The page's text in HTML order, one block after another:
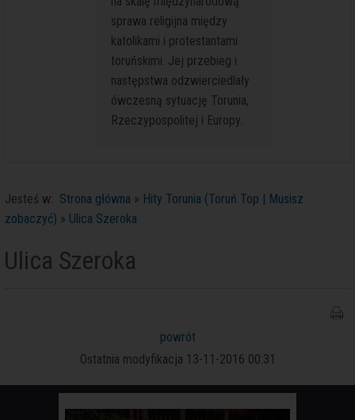
sprawa religijna między
katolikami i protestantami
toruńskimi. Jej przebieg i
następstwa odzwierciedlały
ówczesną sytuację Torunia,
Rzeczypospolitej i Europy.
Jesteś w: Strona główna » Hity Torunia (Toruń Top | Musisz
zobaczyć) » Ulica Szeroka
Ulica Szeroka
powrót
Ostatnia modyfikacja 13-11-2016 00:31